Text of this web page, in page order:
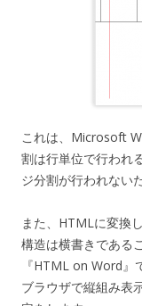
これは、Microsoft
割は行単位で行われ
ジ分割が行われない
また、HTMLに変換
構造は横書きである
『HTML on Word
ブラウザで縦組み表